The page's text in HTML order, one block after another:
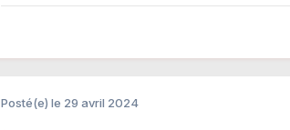
Posté(e)le 29 avril 2024